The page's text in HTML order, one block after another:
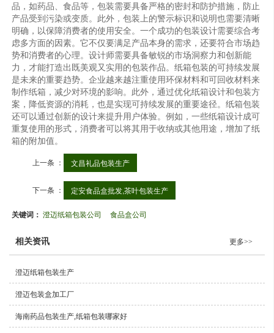
品，如药品、食品等，包装需要具备严格的密封和防护措施，防止
产品受到污染或变质。此外，包装上的警示标识和说明也需要清晰
明确，以保障消费者的使用安全。一个成功的包装设计需要综合考
虑多方面的因素。它不仅要满足产品本身的需求，还要符合市场趋
势和消费者的心理。设计师需要具备敏锐的市场洞察力和创新能
力，才能打造出既美观又实用的包装作品。纸箱包装的可持续发展
是未来的重要趋势。企业越来越注重使用环保材料和可回收材料来
制作纸箱，减少对环境的影响。此外，通过优化纸箱设计和包装方
案，降低资源的消耗，也是实现可持续发展的重要途径。纸箱包装
还可以通过创新的设计来提升用户体验。例如，一些纸箱设计成可
重复使用的形式，消费者可以将其用于收纳或其他用途，增加了纸
箱的附加值。
上一条 ： 文昌礼品包装生产
下一条 ： 定安食品盒批发,茶叶包装生产
关键词：澄迈纸箱包装公司 食品盒公司
相关资讯 更多>>
澄迈纸箱包装生产
澄迈包装盒加工厂
海南药品包装生产,纸箱包装哪家好